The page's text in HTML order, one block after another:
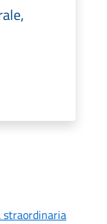
straordinaria